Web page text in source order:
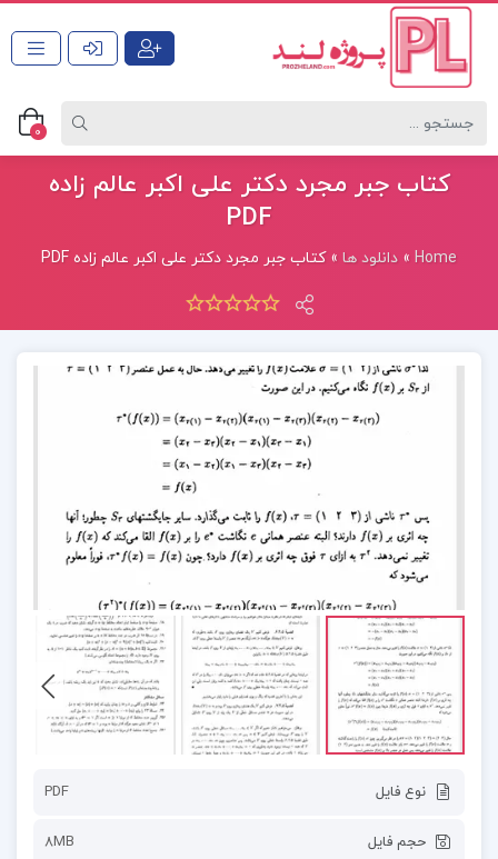
0
کتاب جبر مجرد دکتر علی اکبر عالم زاده
PDF
Home
» دانلود ها »کتاب جبر مجرد دکتر علی اکبر عالم زاده PDF
نوع فایل PDF
حجم فایل 8MB